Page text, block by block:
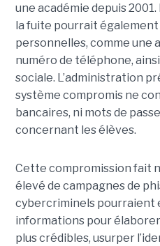
une académie depuis
la fuite pourrait
personnelles, comme une
numéro de téléphone,
sociale. L’administration
système compromis ne
bancaires, ni mots de
concernant les élèves.
Cette compromission fait
élevé de campagnes de
cybercriminels pourraient
informations pour
plus crédibles, usurper